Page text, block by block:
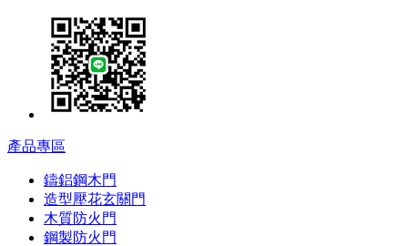
產品專區
鑄鋁鋼木門
造型壓花玄關門
木質防火門
鋼製防火門